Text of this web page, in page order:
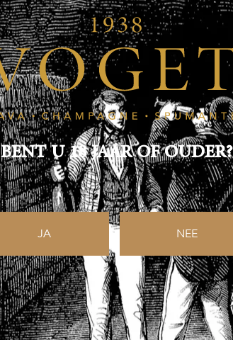
BENT U 18 JAAR OF OUDER?
JA NEE